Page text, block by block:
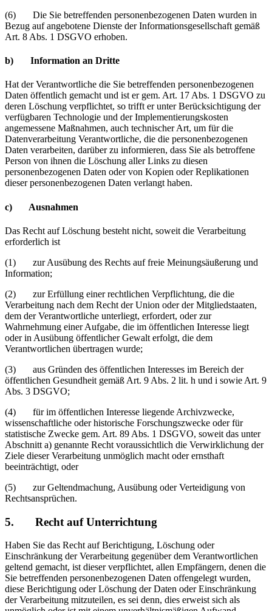
(6) Die Sie betreffenden personenbezogenen Daten wurden in
Bezug auf angebotene Dienste der Informationsgesellschaft gemäß
Art. 8 Abs. 1 DSGVO erhoben.
b) Information an Dritte
Hat der Verantwortliche die Sie betreffenden personenbezogenen
Daten öffentlich gemacht und ist er gem. Art. 17 Abs. 1 DSGVO zu
deren Löschung verpflichtet, so trifft er unter Berücksichtigung der
verfügbaren Technologie und der Implementierungskosten
angemessene Maßnahmen, auch technischer Art, um für die
Datenverarbeitung Verantwortliche, die die personenbezogenen
Daten verarbeiten, darüber zu informieren, dass Sie als betroffene
Person von ihnen die Löschung aller Links zu diesen
personenbezogenen Daten oder von Kopien oder Replikationen
dieser personenbezogenen Daten verlangt haben.
c) Ausnahmen
Das Recht auf Löschung besteht nicht, soweit die Verarbeitung
erforderlich ist
(1) zur Ausübung des Rechts auf freie Meinungsäußerung und
Information;
(2) zur Erfüllung einer rechtlichen Verpflichtung, die die
Verarbeitung nach dem Recht der Union oder der Mitgliedstaaten,
dem der Verantwortliche unterliegt, erfordert, oder zur
Wahrnehmung einer Aufgabe, die im öffentlichen Interesse liegt
oder in Ausübung öffentlicher Gewalt erfolgt, die dem
Verantwortlichen übertragen wurde;
(3) aus Gründen des öffentlichen Interesses im Bereich der
öffentlichen Gesundheit gemäß Art. 9 Abs. 2 lit. h und i sowie Art. 9
Abs. 3 DSGVO;
(4) für im öffentlichen Interesse liegende Archivzwecke,
wissenschaftliche oder historische Forschungszwecke oder für
statistische Zwecke gem. Art. 89 Abs. 1 DSGVO, soweit das unter
Abschnitt a) genannte Recht voraussichtlich die Verwirklichung der
Ziele dieser Verarbeitung unmöglich macht oder ernsthaft
beeinträchtigt, oder
(5) zur Geltendmachung, Ausübung oder Verteidigung von
Rechtsansprüchen.
5. Recht auf Unterrichtung
Haben Sie das Recht auf Berichtigung, Löschung oder
Einschränkung der Verarbeitung gegenüber dem Verantwortlichen
geltend gemacht, ist dieser verpflichtet, allen Empfängern, denen die
Sie betreffenden personenbezogenen Daten offengelegt wurden,
diese Berichtigung oder Löschung der Daten oder Einschränkung
der Verarbeitung mitzuteilen, es sei denn, dies erweist sich als